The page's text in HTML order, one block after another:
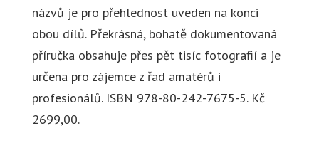
názvů je pro přehlednost uveden na konci
obou dílů. Překrásná, bohatě dokumentovaná
příručka obsahuje přes pět tisíc fotografií a je
určena pro zájemce z řad amatérů i
profesionálů. ISBN 978-80-242-7675-5. Kč
2699,00.